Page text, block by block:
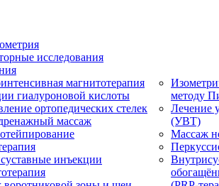
исследования
магнитотерапия
гиалуроновой кислоты
ортопедических стелек
массаж
инъекции
методу
Лечение
(УВТ)
Массаж